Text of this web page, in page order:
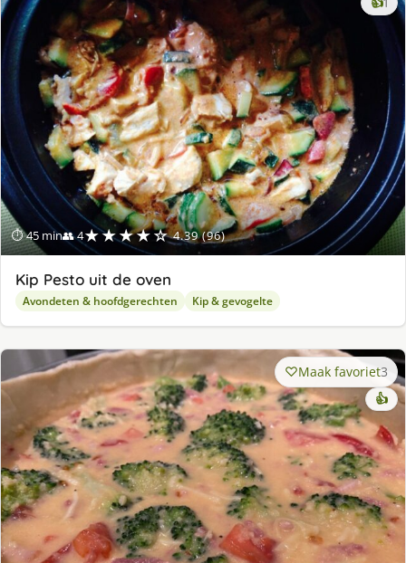
⏱ 45 min👥 4★★★★☆ 4.39 (96)
Kip Pesto uit de oven
Avondeten & hoofdgerechten Kip & gevogelte
Maak favoriet3
👍